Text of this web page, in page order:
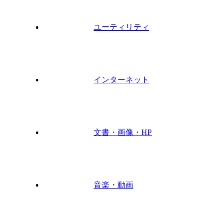
ユーティリティ
インターネット
文書・画像・HP
音楽・動画